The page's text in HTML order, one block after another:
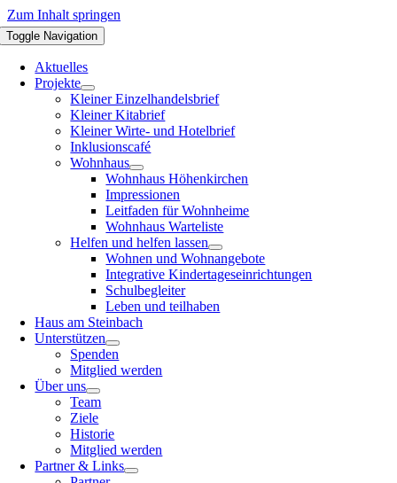
Zum Inhalt springen
Toggle Navigation
Aktuelles
Projekte
Kleiner Einzelhandelsbrief
Kleiner Kitabrief
Kleiner Wirte- und Hotelbrief
Inklusionscafé
Wohnhaus
Wohnhaus Höhenkirchen
Impressionen
Leitfaden für Wohnheime
Wohnhaus Warteliste
Helfen und helfen lassen
Wohnen und Wohnangebote
Integrative Kindertageseinrichtungen
Schulbegleiter
Leben und teilhaben
Haus am Steinbach
Unterstützen
Spenden
Mitglied werden
Über uns
Team
Ziele
Historie
Mitglied werden
Partner & Links